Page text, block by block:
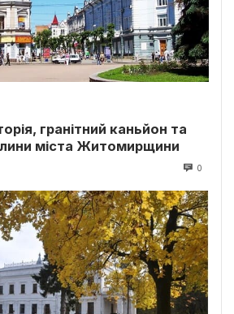
гранітний каньйон та
міста Житомирщини
0